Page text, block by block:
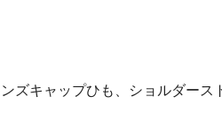
ズキャップひも、ショルダース